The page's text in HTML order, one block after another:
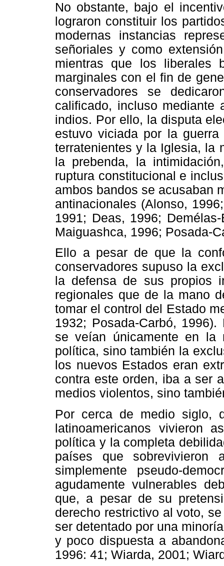
No obstante, bajo el
lograron constituir los
modernas instancias
señoriales y como
mientras que los liberales
marginales con el fin de
conservadores se
calificado, incluso mediante
indios. Por ello, la disputa
estuvo viciada por la
terratenientes y la Iglesia, la
la prebenda, la
ruptura constitucional e
ambos bandos se acusaban
antinacionales (Alonso,
1991; Deas, 1996;
Maiguashca, 1996; Posada-
Ello a pesar de que la
conservadores supuso la
la defensa de sus propios
regionales que de la mano
tomar el control del Estado
1932; Posada-Carbó,
se veían únicamente en la
política, sino también la
los nuevos Estados eran
contra este orden, iba a ser
medios violentos, sino
Por cerca de medio siglo,
latinoamericanos vivieron
política y la completa
países que sobrevivieron
simplemente pseudo-
agudamente vulnerables
que, a pesar de su
derecho restrictivo al voto,
ser detentado por una
y poco dispuesta a
1996: 41; Wiarda, 2001;